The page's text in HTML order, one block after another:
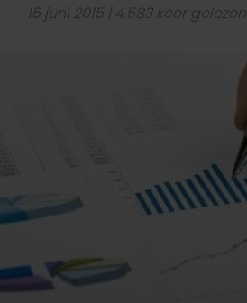
15 juni 2015 4.583 keer gelezen